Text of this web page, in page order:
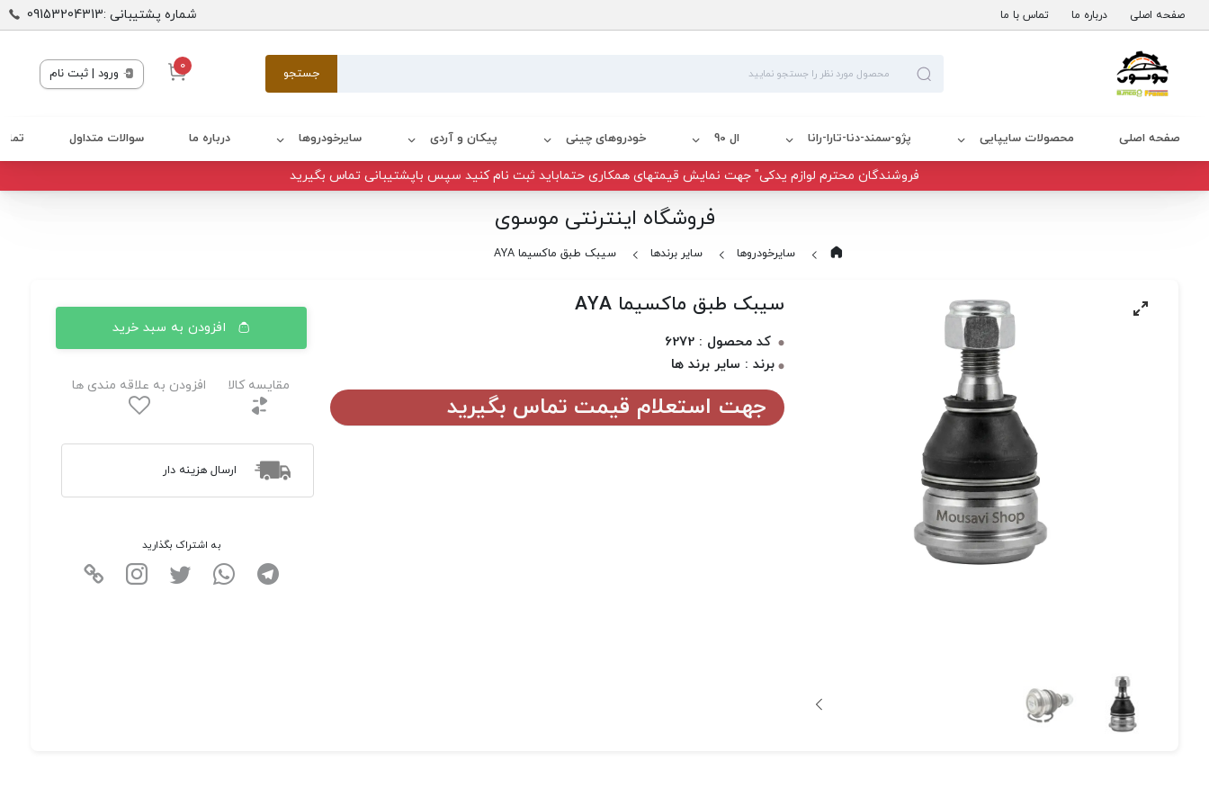
صفحه اصلی درباره ما تماس با ما شماره پشتیبانی :09153204313
جستجو 0 ورود | ثبت نام
صفحه اصلی محصولات سایپایی پژو-سمند-دنا-تارا-رانا ال 90 خودروهای چینی پیکان و آردی سایرخودروها درباره ما سوالات متداول
فروشندگان محترم لوازم یدکی" جهت نمایش قیمتهای همکاری حتماباید ثبت نام کنید سپس باپشتیبانی تماس بگیرید
فروشگاه اینترنتی موسوی
سایرخودروها سایر برندها سیبک طبق ماکسیما AYA
سیبک طبق ماکسیما AYA
کد محصول : 6272
برند : سایر برند ها
جهت استعلام قیمت تماس بگیرید
افزودن به سبد خرید
مقایسه کالا افزودن به علاقه مندی ها
ارسال هزینه دار
به اشتراک بگذارید